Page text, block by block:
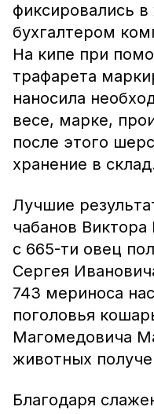
фиксировались
бухгалтером
На кипе при
трафарета
наносила
весе, марке,
после этого
хранение в
Лучшие
чабанов
с 665-ти овец
Сергея
743 мериноса
поголовья
Магомедовича
животных
Благодаря